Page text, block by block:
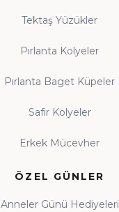
Tektaş Yüzükler
Pırlanta Kolyeler
Pırlanta Baget Küpeler
Safir Kolyeler
Erkek Mücevher
ÖZEL GÜNLER
Anneler Günü Hediyeleri